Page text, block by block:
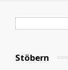
Stöbern